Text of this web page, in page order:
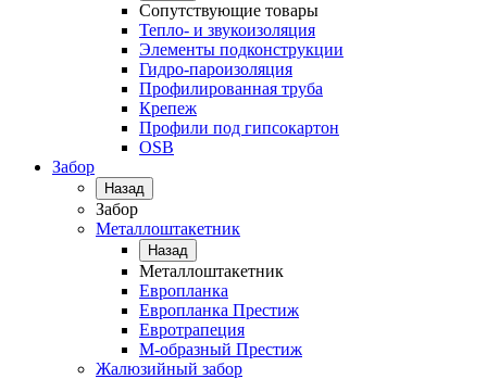
Сопутствующие товары
Тепло- и звукоизоляция
Элементы подконструкции
Гидро-пароизоляция
Профилированная труба
Крепеж
Профили под гипсокартон
OSB
Забор
Назад
Забор
Металлоштакетник
Назад
Металлоштакетник
Европланка
Европланка Престиж
Евротрапеция
М-образный Престиж
Жалюзийный забор